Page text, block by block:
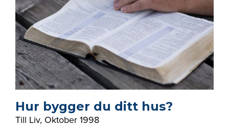
Hur bygger du ditt hus?
Till Liv, Oktober 1998